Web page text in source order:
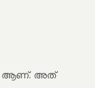
ആണ്. അത്